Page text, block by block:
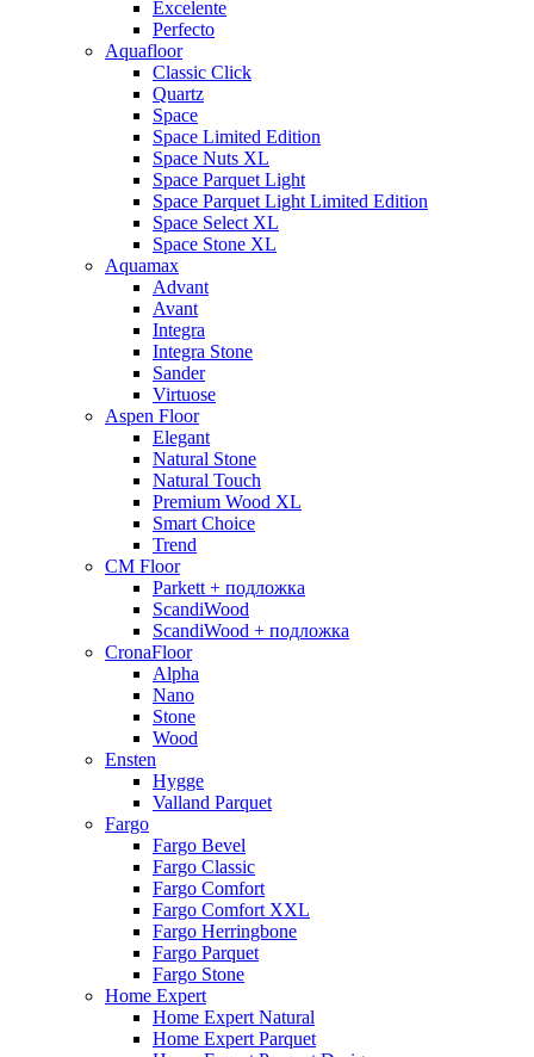
Excelente
Perfecto
Aquafloor
Classic Click
Quartz
Space
Space Limited Edition
Space Nuts XL
Space Parquet Light
Space Parquet Light Limited Edition
Space Select XL
Space Stone XL
Aquamax
Advant
Avant
Integra
Integra Stone
Sander
Virtuose
Aspen Floor
Elegant
Natural Stone
Natural Touch
Premium Wood XL
Smart Choice
Trend
CM Floor
Parkett + подложка
ScandiWood
ScandiWood + подложка
CronaFloor
Alpha
Nano
Stone
Wood
Ensten
Hygge
Valland Parquet
Fargo
Fargo Bevel
Fargo Classic
Fargo Comfort
Fargo Comfort XXL
Fargo Herringbone
Fargo Parquet
Fargo Stone
Home Expert
Home Expert Natural
Home Expert Parquet